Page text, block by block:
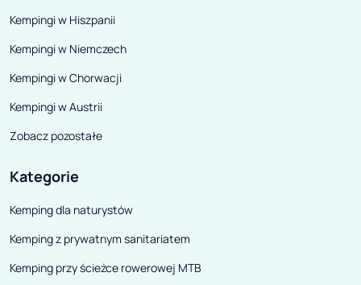
Kempingi w Hiszpanii
Kempingi w Niemczech
Kempingi w Chorwacji
Kempingi w Austrii
Zobacz pozostałe
Kategorie
Kemping dla naturystów
Kemping z prywatnym sanitariatem
Kemping przy ścieżce rowerowej MTB